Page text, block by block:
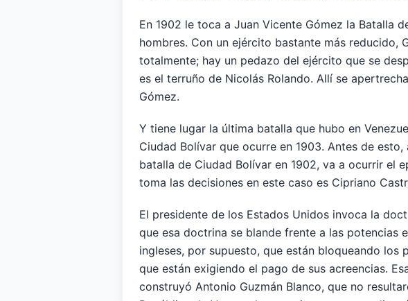
En 1902 le toca a Juan Vicente Gómez la Batalla
hombres. Con un ejército bastante más reducido,
totalmente; hay un pedazo del ejército que se
es el terruño de Nicolás Rolando. Allí se
Gómez.
Y tiene lugar la última batalla que hubo en
Ciudad Bolívar que ocurre en 1903. Antes de
batalla de Ciudad Bolívar en 1902, va a ocurrir el
toma las decisiones en este caso es Cipriano
El presidente de los Estados Unidos invoca la
que esa doctrina se blande frente a las potencias
ingleses, por supuesto, que están bloqueando los
que están exigiendo el pago de sus acreencias.
construyó Antonio Guzmán Blanco, que no